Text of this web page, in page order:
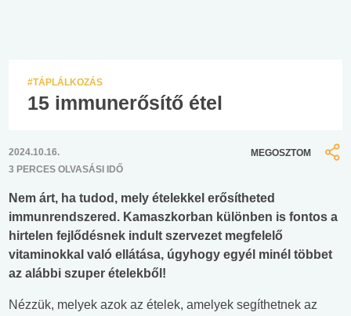
#TÁPLÁLKOZÁS
15 immunerősítő étel
2024.10.16.
3 PERCES OLVASÁSI IDŐ
MEGOSZTOM
Nem árt, ha tudod, mely ételekkel erősítheted
immunrendszered. Kamaszkorban különben is fontos a
hirtelen fejlődésnek indult szervezet megfelelő
vitaminokkal való ellátása, úgyhogy egyél minél többet
az alábbi szuper ételekből!
Nézzük, melyek azok az ételek, amelyek segíthetnek az